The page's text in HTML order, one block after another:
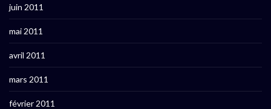
juin 2011
mai 2011
avril 2011
mars 2011
février 2011